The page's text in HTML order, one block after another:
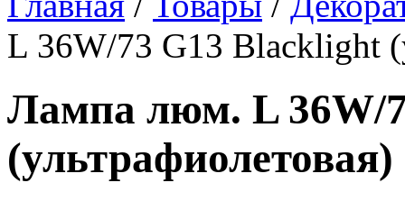
L 36W/73 G13 Blacklight
Лампа люм. L 36W/
(ультрафиолетовая)